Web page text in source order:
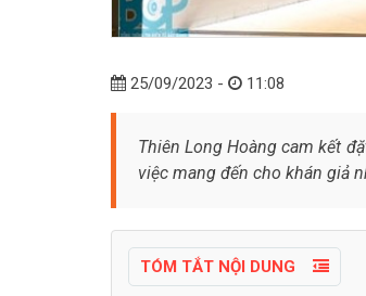
25/09/2023 - 11:08
Thiên Long Hoàng cam kết
việc mang đến cho khán giả
TÓM TẮT NỘI DUNG